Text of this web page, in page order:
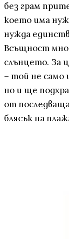
без грам
което има
нужда
Всъщност
слънцето. За
– той не само
но и ще
от
блясък на